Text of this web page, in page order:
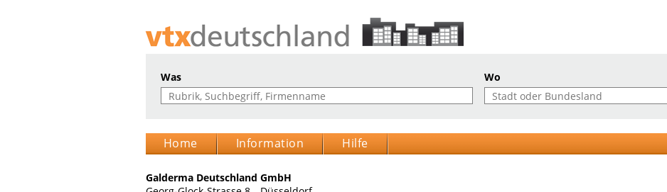
Was Wo
Home Information Hilfe
Galderma Deutschland GmbH